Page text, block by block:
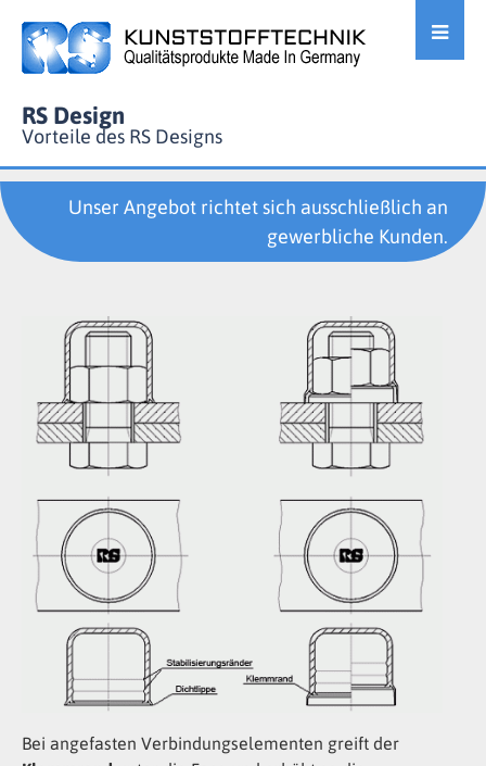
RS Design
Vorteile des RS Designs
Unser Angebot richtet sich ausschließlich an
gewerbliche Kunden.
Bei angefasten Verbindungselementen greift der